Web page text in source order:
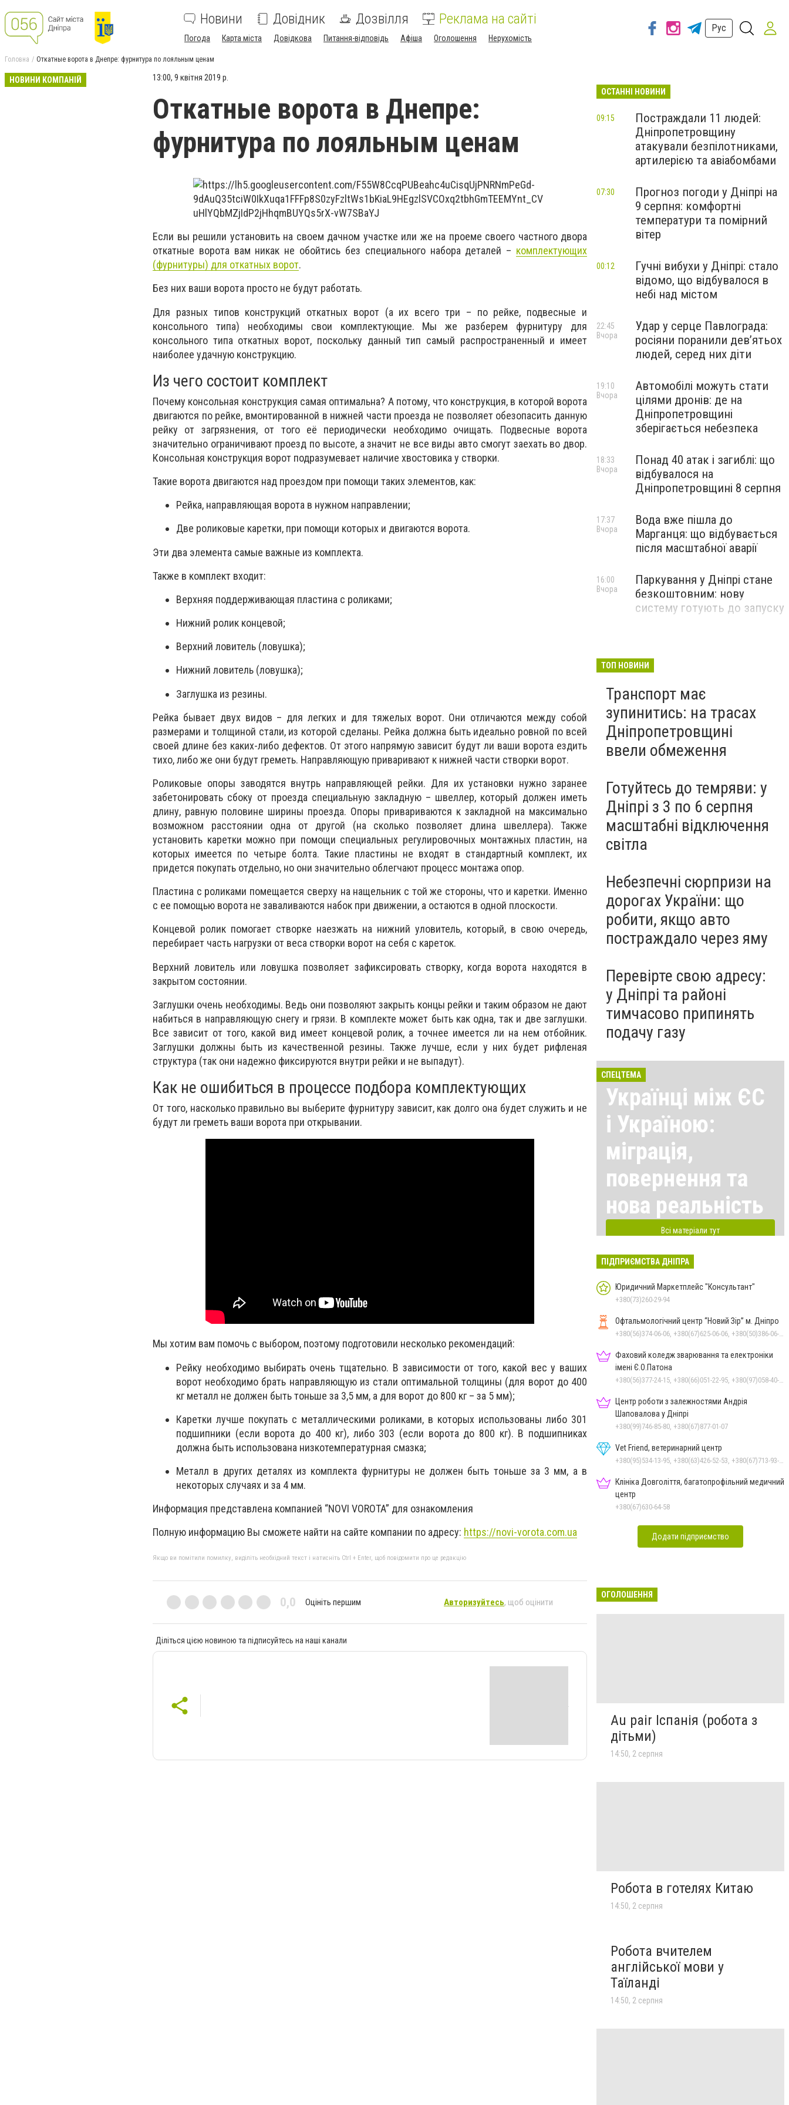
Новини Довідник Дозвілля Реклама на сайті
Погода Карта міста Довідкова Питання-відповідь Афіша Оголошення Нерухомість
Рус
Головна Откатные ворота в Днепре: фурнитура по лояльным ценам
НОВИНИ КОМПАНІЙ 13:00, 9 квітня 2019 р.
Откатные ворота в Днепре:
фурнитура по лояльным ценам
Если вы решили установить на своем дачном участке или же на проеме своего частного двора
откатные ворота вам никак не обойтись без специального набора деталей – комплектующих
(фурнитуры) для откатных ворот.
Без них ваши ворота просто не будут работать.
Для разных типов конструкций откатных ворот (а их всего три – по рейке, подвесные и
консольного типа) необходимы свои комплектующие. Мы же разберем фурнитуру для
консольного типа откатных ворот, поскольку данный тип самый распространенный и имеет
наиболее удачную конструкцию.
Из чего состоит комплект
Почему консольная конструкция самая оптимальна? А потому, что конструкция, в которой ворота
двигаются по рейке, вмонтированной в нижней части проезда не позволяет обезопасить данную
рейку от загрязнения, от того её периодически необходимо очищать. Подвесные ворота
значительно ограничивают проезд по высоте, а значит не все виды авто смогут заехать во двор.
Консольная конструкция ворот подразумевает наличие хвостовика у створки.
Такие ворота двигаются над проездом при помощи таких элементов, как:
Рейка, направляющая ворота в нужном направлении;
Две роликовые каретки, при помощи которых и двигаются ворота.
Эти два элемента самые важные из комплекта.
Также в комплект входит:
Верхняя поддерживающая пластина с роликами;
Нижний ролик концевой;
Верхний ловитель (ловушка);
Нижний ловитель (ловушка);
Заглушка из резины.
Рейка бывает двух видов – для легких и для тяжелых ворот. Они отличаются между собой
размерами и толщиной стали, из которой сделаны. Рейка должна быть идеально ровной по всей
своей длине без каких-либо дефектов. От этого напрямую зависит будут ли ваши ворота ездить
тихо, либо же они будут греметь. Направляющую приваривают к нижней части створки ворот.
Роликовые опоры заводятся внутрь направляющей рейки. Для их установки нужно заранее
забетонировать сбоку от проезда специальную закладную – швеллер, который должен иметь
длину, равную половине ширины проезда. Опоры привариваются к закладной на максимально
возможном расстоянии одна от другой (на сколько позволяет длина швеллера). Также
установить каретки можно при помощи специальных регулировочных монтажных пластин, на
которых имеется по четыре болта. Такие пластины не входят в стандартный комплект, их
придется покупать отдельно, но они значительно облегчают процесс монтажа опор.
Пластина с роликами помещается сверху на нащельник с той же стороны, что и каретки. Именно
с ее помощью ворота не заваливаются набок при движении, а остаются в одной плоскости.
Концевой ролик помогает створке наезжать на нижний уловитель, который, в свою очередь,
перебирает часть нагрузки от веса створки ворот на себя с кареток.
Верхний ловитель или ловушка позволяет зафиксировать створку, когда ворота находятся в
закрытом состоянии.
Заглушки очень необходимы. Ведь они позволяют закрыть концы рейки и таким образом не дают
набиться в направляющую снегу и грязи. В комплекте может быть как одна, так и две заглушки.
Все зависит от того, какой вид имеет концевой ролик, а точнее имеется ли на нем отбойник.
Заглушки должны быть из качественной резины. Также лучше, если у них будет рифленая
структура (так они надежно фиксируются внутри рейки и не выпадут).
Как не ошибиться в процессе подбора комплектующих
От того, насколько правильно вы выберите фурнитуру зависит, как долго она будет служить и не
будут ли греметь ваши ворота при открывании.
Мы хотим вам помочь с выбором, поэтому подготовили несколько рекомендаций:
Рейку необходимо выбирать очень тщательно. В зависимости от того, какой вес у ваших
ворот необходимо брать направляющую из стали оптимальной толщины (для ворот до 400
кг металл не должен быть тоньше за 3,5 мм, а для ворот до 800 кг – за 5 мм);
Каретки лучше покупать с металлическими роликами, в которых использованы либо 301
подшипники (если ворота до 400 кг), либо 303 (если ворота до 800 кг). В подшипниках
должна быть использована низкотемпературная смазка;
Металл в других деталях из комплекта фурнитуры не должен быть тоньше за 3 мм, а в
некоторых случаях и за 4 мм.
Информация представлена компанией “NOVI VOROTA” для ознакомления
Полную информацию Вы сможете найти на сайте компании по адресу: https://novi-vorota.com.ua
Якщо ви помітили помилку, виділіть необхідний текст і натисніть Ctrl + Enter, щоб повідомити про це редакцію
0,0 Оцініть першим Авторизуйтесь, щоб оцінити
Діліться цією новиною та підписуйтесь на наші канали
ОСТАННІ НОВИНИ
Постраждали 11 людей:
Дніпропетровщину
атакували безпілотниками,
артилерією та авіабомбами
09:15
Прогноз погоди у Дніпрі на
9 серпня: комфортні
температури та помірний
вітер
07:30
Гучні вибухи у Дніпрі: стало
відомо, що відбувалося в
небі над містом
00:12
Удар у серце Павлограда:
росіяни поранили дев’ятьох
людей, серед них діти
22:45
Вчора
Автомобілі можуть стати
цілями дронів: де на
Дніпропетровщині
зберігається небезпека
19:10
Вчора
Понад 40 атак і загиблі: що
відбувалося на
Дніпропетровщині 8 серпня
18:33
Вчора
Вода вже пішла до
Марганця: що відбувається
після масштабної аварії
17:37
Вчора
Паркування у Дніпрі стане
безкоштовним: нову
систему готують до запуску
16:00
Вчора
ТОП НОВИНИ
Транспорт має
зупинитись: на трасах
Дніпропетровщині
ввели обмеження
Готуйтесь до темряви: у
Дніпрі з 3 по 6 серпня
масштабні відключення
світла
Небезпечні сюрпризи на
дорогах України: що
робити, якщо авто
постраждало через яму
Перевірте свою адресу:
у Дніпрі та районі
тимчасово припинять
подачу газу
СПЕЦТЕМА
Українці між ЄС
і Україною:
міграція,
повернення та
нова реальність
Всі матеріали тут
ПІДПРИЄМСТВА ДНІПРА
Юридичний Маркетплейс "Консультант"
+380(73)260-29-94
Офтальмологічний центр “Новий Зір” м. Дніпро
Фаховий коледж зварювання та електроніки
імені Є.О.Патона
Центр роботи з залежностями Андрія
Шаповалова у Дніпрі
+380(99)746-85-80, +380(67)877-01-07
Vet Friend, ветеринарний центр
Клініка Довголіття, багатопрофільний медичний
центр
+380(67)630-64-58
Додати підприємство
ОГОЛОШЕННЯ
Au pair Іспанія (робота з
дітьми)
14:50, 2 серпня
Робота в готелях Китаю
14:50, 2 серпня
Робота вчителем
англійської мови у
Таїланді
14:50, 2 серпня